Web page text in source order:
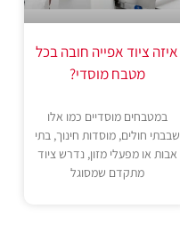
איזה ציוד אפייה חובה בכל
מטבח מוסדי?
במטבחים מוסדיים כמו אלו
שבבתי חולים, מוסדות חינוך, בתי
אבות או מפעלי מזון, נדרש ציוד
מתקדם שמסוגל